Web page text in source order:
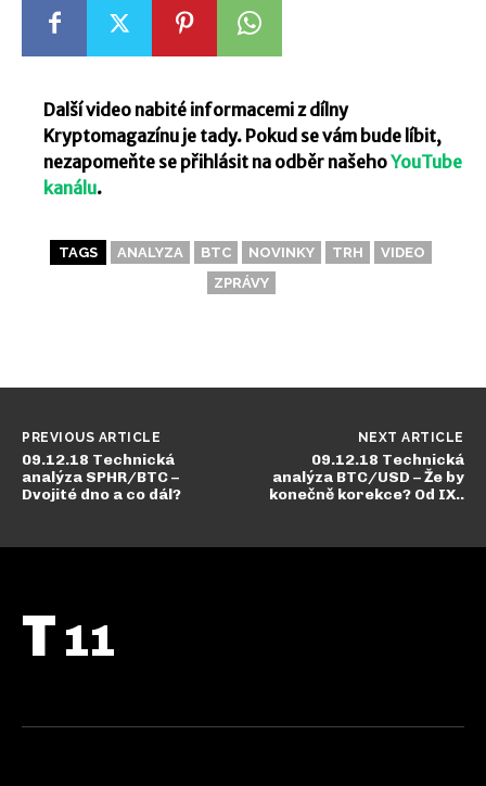
Další video nabité informacemi z dílny
Kryptomagazínu je tady. Pokud se vám bude líbit,
nezapomeňte se přihlásit na odběr našehoYouTube
kanálu.
TAGS ANALYZA BTC NOVINKY TRH
VIDEO
ZPRÁVY
PREVIOUS ARTICLE
09.12.18 Technická
analýza SPHR/BTC –
Dvojité dno a co dál?
NEXT ARTICLE
09.12.18 Technická
analýza BTC/USD – Že by
konečně korekce? Od IX..
T 11